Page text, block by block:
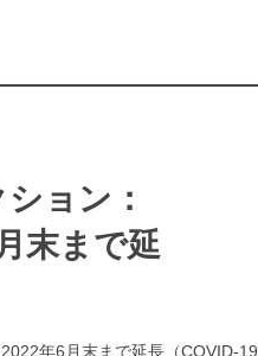
ョン：
末まで延
年6月末まで延長（COVID-19